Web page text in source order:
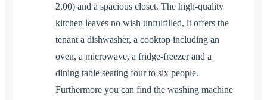
2,00) and a spacious closet. The high-quality
kitchen leaves no wish unfulfilled, it offers the
tenant a dishwasher, a cooktop including an
oven, a microwave, a fridge-freezer and a
dining table seating four to six people.
Furthermore you can find the washing machine